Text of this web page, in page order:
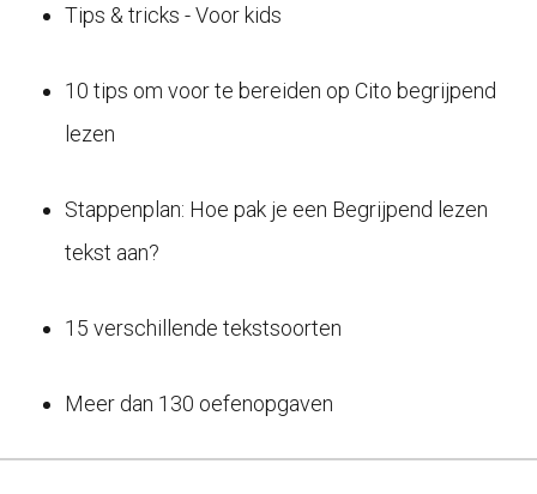
Tips & tricks - Voor kids
10 tips om voor te bereiden op Cito begrijpend
lezen
Stappenplan: Hoe pak je een Begrijpend lezen
tekst aan?
15 verschillende tekstsoorten
Meer dan 130 oefenopgaven